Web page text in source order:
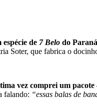
de 7 Belo do
Soter, que fabrica o
vez comprei um
falando: “essas balas de